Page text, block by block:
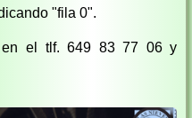
"fila 0".
en el tlf. 649 83 77 06 y